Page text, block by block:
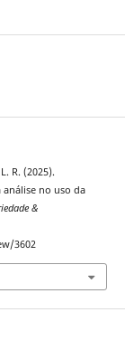
R. (2025).
análise no uso da
&
3602